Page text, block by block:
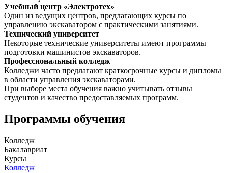
Учебный центр «Электротех»
Один из ведущих центров, предлагающих курсы по
управлению экскаватором с практическими занятиями.
Технический университет
Некоторые технические университеты имеют программы
подготовки машинистов экскаваторов.
Профессиональный колледж
Колледжи часто предлагают краткосрочные курсы и дипломы
в области управления экскаваторами.
При выборе места обучения важно учитывать отзывы
студентов и качество предоставляемых программ.
Программы обучения
Колледж
Бакалавриат
Курсы
Колледж